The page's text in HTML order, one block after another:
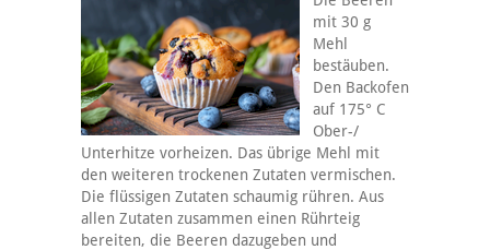
mit 30 g
Mehl
bestäuben.
Den Backofen
auf 175° C
Ober-/
Unterhitze vorheizen. Das übrige Mehl mit
den weiteren trockenen Zutaten vermischen.
Die flüssigen Zutaten schaumig rühren. Aus
allen Zutaten zusammen einen Rührteig
bereiten, die Beeren dazugeben und